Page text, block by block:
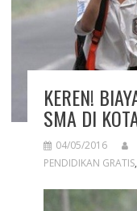
KEREN!
SMA DI
04/05/2016
PENDIDIKAN GRATIS,